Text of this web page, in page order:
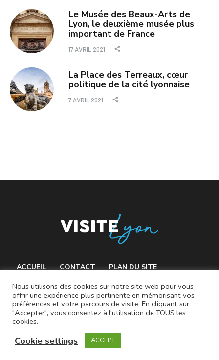
Le Musée des Beaux-Arts de
Lyon, le deuxième musée plus
important de France
17 AVRIL 2021
La Place des Terreaux, cœur
politique de la cité lyonnaise
7 AVRIL 2021
ACCUEIL CONTACT
PLAN DU SITE
Nous utilisons des cookies sur notre site web pour vous
offrir une expérience plus pertinente en mémorisant vos
préférences et votre parcours de visite. En cliquant sur
"Accepter", vous consentez à l'utilisation de TOUS les
cookies.
Cookie settings ACCEPT